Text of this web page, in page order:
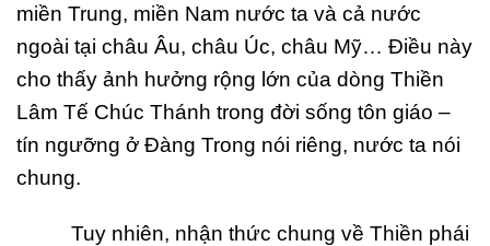
miền Trung, miền Nam nước ta và cả nước
ngoài tại châu Âu, châu Úc, châu Mỹ… Điều này
cho thấy ảnh hưởng rộng lớn của dòng Thiền
Lâm Tế Chúc Thánh trong đời sống tôn giáo –
tín ngưỡng ở Đàng Trong nói riêng, nước ta nói
chung.
Tuy nhiên, nhận thức chung về Thiền phái